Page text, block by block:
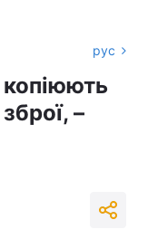
рус
копіюють
–